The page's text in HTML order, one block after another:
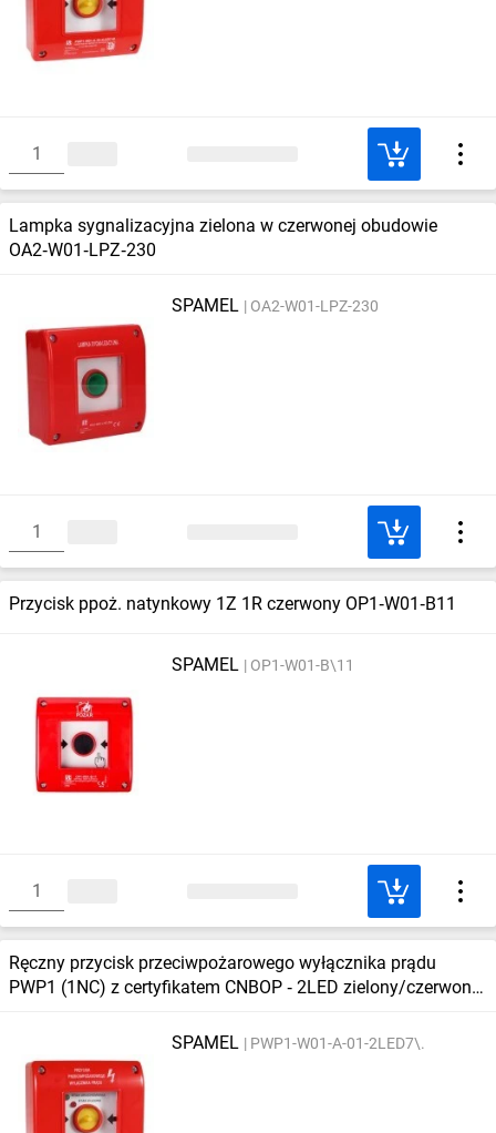
Lampka sygnalizacyjna zielona w czerwonej obudowie
OA2‑W01‑LPZ‑230
SPAMEL OA2-W01-LPZ-230
Przycisk ppoż. natynkowy 1Z 1R czerwony OP1‑W01‑B11
SPAMEL OP1-W01-B\11
Ręczny przycisk przeciwpożarowego wyłącznika prądu
PWP1 (1NC) z certyfikatem CNBOP ‑ 2LED zielony/czerwony
SPAMEL
PWP1-W01-A-01-2LED7\.